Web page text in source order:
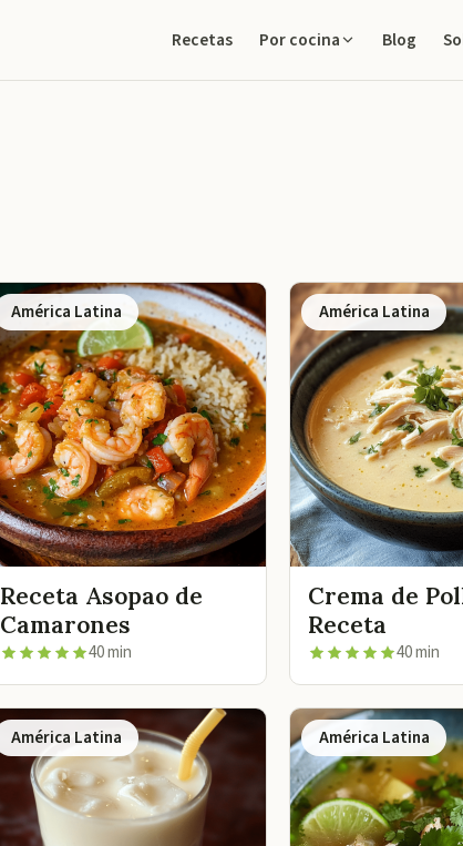
Recetas Por cocina Blog
América Latina
Receta Asopao de
Camarones
40 min
América Latina
Crema de
Receta
40 min
América Latina América Latina